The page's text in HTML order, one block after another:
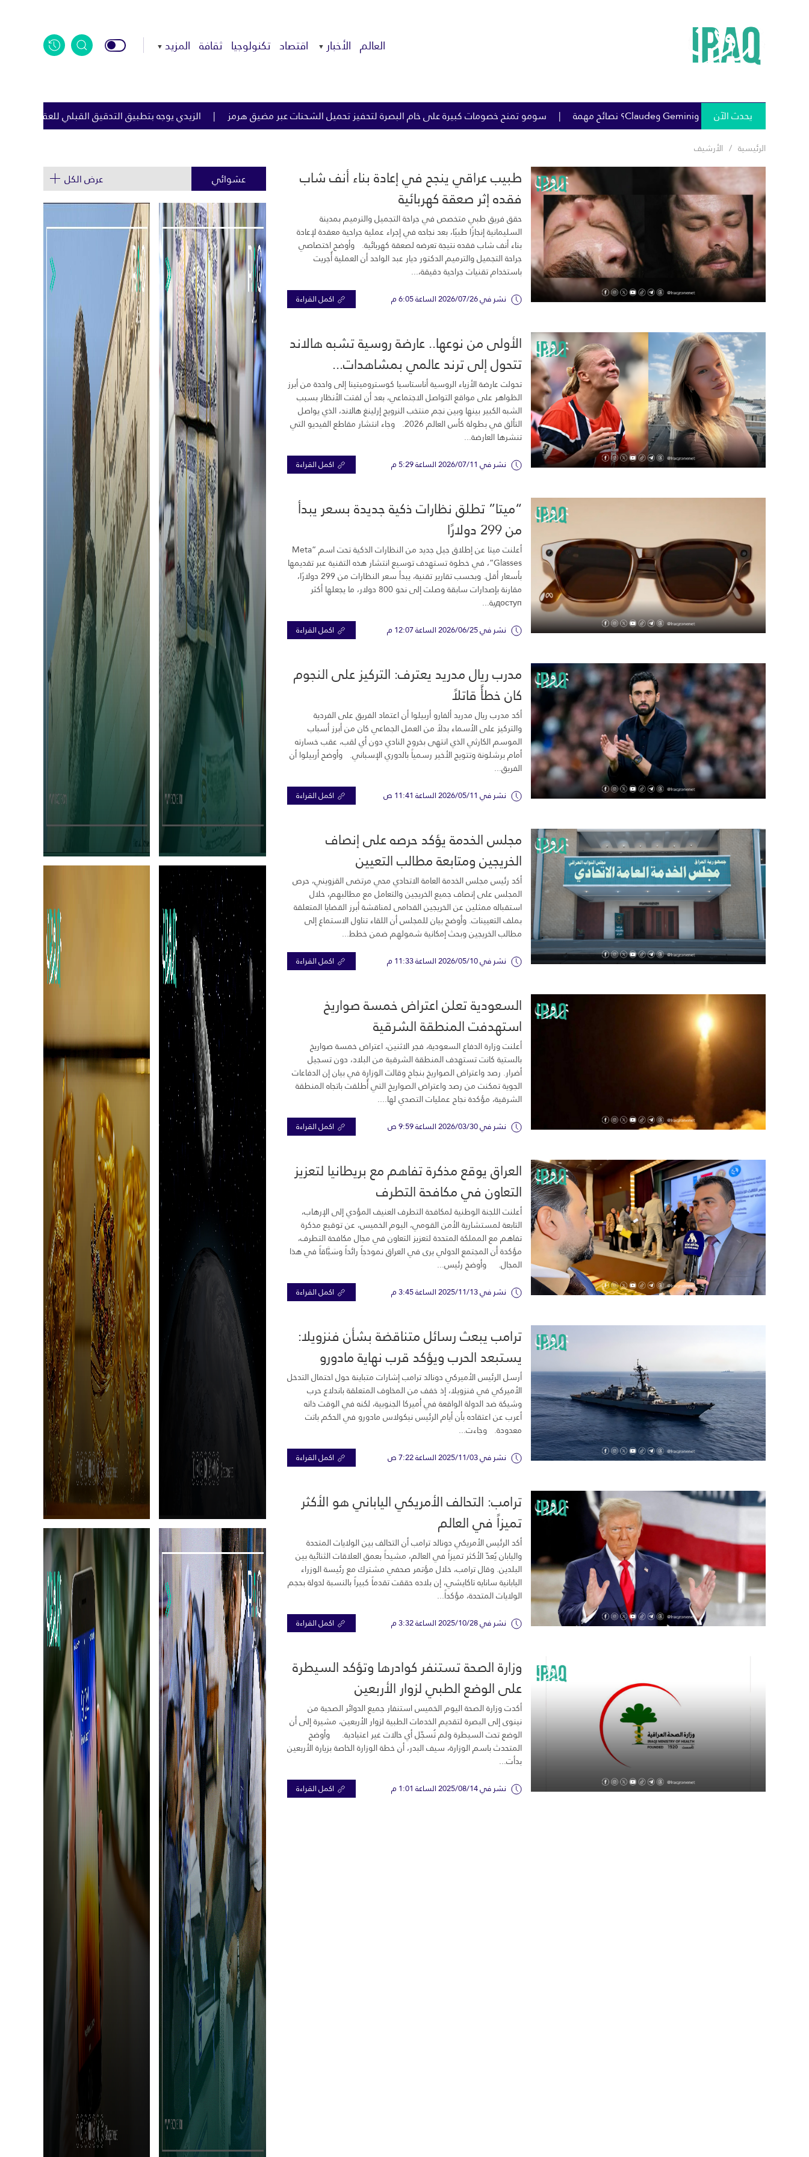
العالم الأخبار اقتصاد تكنولوجيا ثقافة المزيد
يحدث الآن سومو تمنح خصومات كبيرة على خام البصرة لتحفيز تحميل الشحنات عبر مضيق هرمز الزيدي يوجه بتطبيق التدقيق القبلي للعقود الحكومية لمكافحة الفساد اليابان:
الرئيسية الأرشيف
طبيب عراقي ينجح في إعادة بناء أنف شاب
فقده إثر صعقة كهربائية
حقق فريق طبي متخصص في جراحة التجميل والترميم بمدينة
السليمانية إنجازًا طبيًا، بعد نجاحه في إجراء عملية جراحية معقدة لإعادة
بناء أنف شاب فقده نتيجة تعرضه لصعقة كهربائية. وأوضح اختصاصي
جراحة التجميل والترميم الدكتور ديار عبد الواحد أن العملية أُجريت
باستخدام تقنيات جراحية دقيقة،...
نشر في 2026/07/26 الساعة 6:05 م اكمل القراءة
الأولى من نوعها.. عارضة روسية تشبه هالاند
تتحول إلى ترند عالمي بمشاهدات...
تحولت عارضة الأزياء الروسية أناستاسيا كوستروميتينا إلى واحدة من أبرز
الظواهر على مواقع التواصل الاجتماعي، بعد أن لفتت الأنظار بسبب
الشبه الكبير بينها وبين نجم منتخب النرويج إرلينغ هالاند، الذي يواصل
التألق في بطولة كأس العالم 2026. وجاء انتشار مقاطع الفيديو التي
تنشرها العارضة...
نشر في 2026/07/11 الساعة 5:29 م اكمل القراءة
“ميتا” تطلق نظارات ذكية جديدة بسعر يبدأ
من 299 دولارًا
أعلنت ميتا عن إطلاق جيل جديد من النظارات الذكية تحت اسم “Meta
Glasses”، في خطوة تستهدف توسيع انتشار هذه التقنية عبر تقديمها
بأسعار أقل. وبحسب تقارير تقنية، يبدأ سعر النظارات من 299 دولارًا،
مقارنة بإصدارات سابقة وصلت إلى نحو 800 دولار، ما يجعلها أكثر
доступية...
نشر في 2026/06/25 الساعة 12:07 م اكمل القراءة
مدرب ريال مدريد يعترف: التركيز على النجوم
كان خطأً قاتلاً
أكد مدرب ريال مدريد ألفارو أربيلوا أن اعتماد الفريق على الفردية
والتركيز على الأسماء بدلاً من العمل الجماعي كان من أبرز أسباب
الموسم الكارثي الذي انتهى بخروج النادي دون أي لقب، عقب خسارته
أمام برشلونة وتتويج الأخير رسمياً بالدوري الإسباني. وأوضح أربيلوا أن
الفريق...
نشر في 2026/05/11 الساعة 11:41 ص اكمل القراءة
مجلس الخدمة يؤكد حرصه على إنصاف
الخريجين ومتابعة مطالب التعيين
أكد رئيس مجلس الخدمة العامة الاتحادي محي مرتضى القزويني، حرص
المجلس على إنصاف جميع الخريجين والتعامل مع مطالبهم، خلال
استقباله ممثلين عن الخريجين القدامى لمناقشة أبرز القضايا المتعلقة
بملف التعيينات. وأوضح بيان للمجلس أن اللقاء تناول الاستماع إلى
مطالب الخريجين وبحث إمكانية شمولهم ضمن خطط...
نشر في 2026/05/10 الساعة 11:33 م اكمل القراءة
السعودية تعلن اعتراض خمسة صواريخ
استهدفت المنطقة الشرقية
أعلنت وزارة الدفاع السعودية، فجر الاثنين، اعتراض خمسة صواريخ
بالستية كانت تستهدف المنطقة الشرقية من البلاد، دون تسجيل
أضرار. رصد واعتراض الصواريخ بنجاح وقالت الوزارة في بيان إن الدفاعات
الجوية تمكنت من رصد واعتراض الصواريخ التي أُطلقت باتجاه المنطقة
الشرقية، مؤكدة نجاح عمليات التصدي لها....
نشر في 2026/03/30 الساعة 9:59 ص اكمل القراءة
العراق يوقع مذكرة تفاهم مع بريطانيا لتعزيز
التعاون في مكافحة التطرف
أعلنت اللجنة الوطنية لمكافحة التطرف العنيف المؤدي إلى الإرهاب،
التابعة لمستشارية الأمن القومي، اليوم الخميس، عن توقيع مذكرة
تفاهم مع المملكة المتحدة لتعزيز التعاون في مجال مكافحة التطرف،
مؤكدة أن المجتمع الدولي يرى في العراق نموذجاً رائداً وسَبَّاقاً في هذا
المجال. وأوضح رئيس...
نشر في 2025/11/13 الساعة 3:45 م اكمل القراءة
ترامب يبعث رسائل متناقضة بشأن فنزويلا:
يستبعد الحرب ويؤكد قرب نهاية مادورو
أرسل الرئيس الأميركي دونالد ترامب إشارات متباينة حول احتمال التدخل
الأميركي في فنزويلا، إذ خفف من المخاوف المتعلقة باندلاع حرب
وشيكة ضد الدولة الواقعة في أميركا الجنوبية، لكنه في الوقت ذاته
أعرب عن اعتقاده بأن أيام الرئيس نيكولاس مادورو في الحكم باتت
معدودة. وجاءت...
نشر في 2025/11/03 الساعة 7:22 ص اكمل القراءة
ترامب: التحالف الأمريكي الياباني هو الأكثر
تميزاً في العالم
أكد الرئيس الأمريكي دونالد ترامب أن التحالف بين الولايات المتحدة
واليابان يُعدّ الأكثر تميزاً في العالم، مشيداً بعمق العلاقات الثنائية بين
البلدين. وقال ترامب، خلال مؤتمر صحفي مشترك مع رئيسة الوزراء
اليابانية سانايه تاكايشي، إن بلاده حققت تقدماً كبيراً بالنسبة لدولة بحجم
الولايات المتحدة، مؤكداً...
نشر في 2025/10/28 الساعة 3:32 م اكمل القراءة
وزارة الصحة تستنفر كوادرها وتؤكد السيطرة
على الوضع الطبي لزوار الأربعين
أكدت وزارة الصحة اليوم الخميس استنفار جميع الدوائر الصحية من
نينوى إلى البصرة لتقديم الخدمات الطبية لزوار الأربعين، مشيرة إلى أن
الوضع تحت السيطرة ولم تُسجّل أي حالات غير اعتيادية. وأوضح
المتحدث باسم الوزارة، سيف البدر، أن خطة الوزارة الخاصة بزيارة الأربعين
بدأت...
نشر في 2025/08/14 الساعة 1:01 م اكمل القراءة
عشوائي عرض الكل